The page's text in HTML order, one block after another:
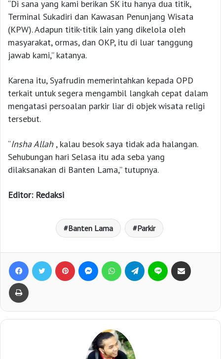
“Di sana yang kami berikan SK itu hanya dua titik,
Terminal Sukadiri dan Kawasan Penunjang Wisata
(KPW). Adapun titik-titik lain yang dikelola oleh
masyarakat, ormas, dan OKP, itu di luar tanggung
jawab kami,” katanya.
Karena itu, Syafrudin memerintahkan kepada OPD
terkait untuk segera mengambil langkah cepat dalam
mengatasi persoalan parkir liar di objek wisata religi
tersebut.
“Insha Allah, kalau besok saya tidak ada halangan.
Sehubungan hari Selasa itu ada seba yang
dilaksanakan di Banten Lama,” tutupnya.
Editor: Redaksi
Banten Lama Parkir